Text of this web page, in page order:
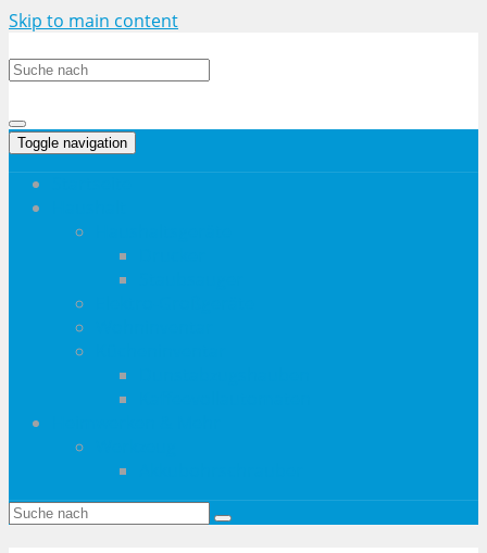
Skip to main content
Toggle navigation